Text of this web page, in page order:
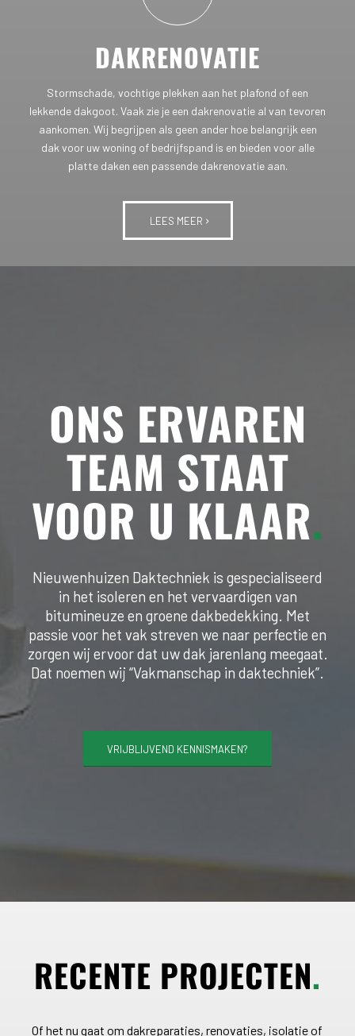
DAKRENOVATIE
Stormschade, vochtige plekken aan het plafond of een
lekkende dakgoot. Vaak zie je een dakrenovatie al van tevoren
aankomen. Wij begrijpen als geen ander hoe belangrijk een
dak voor uw woning of bedrijfspand is en bieden voor alle
platte daken een passende dakrenovatie aan.
LEES MEER
ONS ERVAREN
TEAM STAAT
VOOR U KLAAR.
Nieuwenhuizen Daktechniek is gespecialiseerd
in het isoleren en het vervaardigen van
bitumineuze en groene dakbedekking. Met
passie voor het vak streven we naar perfectie en
zorgen wij ervoor dat uw dak jarenlang meegaat.
Dat noemen wij “Vakmanschap in daktechniek”.
VRIJBLIJVEND KENNISMAKEN?
RECENTE PROJECTEN.
Of het nu gaat om dakreparaties, renovaties, isolatie of